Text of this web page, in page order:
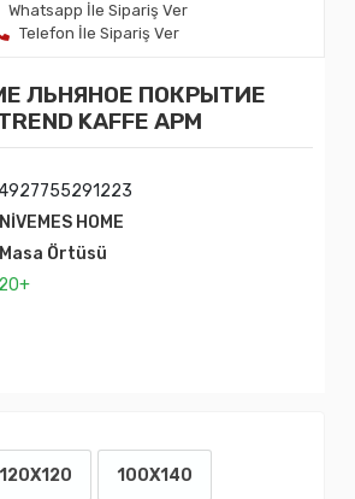
Whatsapp İle Sipariş Ver
Telefon İle Sipariş Ver
ЛЬНЯНОЕ ПОКРЫТИЕ
KAFFE APM
HOME
Örtüsü
120X120 100X140